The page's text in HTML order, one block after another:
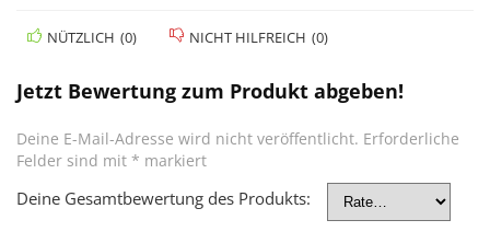
NÜTZLICH (0) NICHT HILFREICH (0)
Jetzt Bewertung zum Produkt abgeben!
Deine E-Mail-Adresse wird nicht veröffentlicht. Erforderliche
Felder sind mit * markiert
Deine Gesamtbewertung des Produkts: